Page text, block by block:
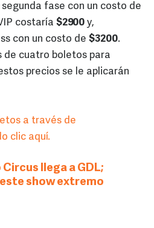
fase con un costo de
costaría $2900 y,
con un costo de $3200.
de cuatro boletos para
precios se le aplicarán
a través de
clic aquí.
Circus llega a GDL;
show extremo